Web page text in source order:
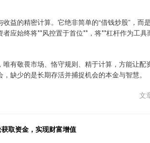
益的精密计算。它绝非简单的“借钱炒股”，而
应始终将**风控置于首位**，将**杠杆作为工
有敬畏市场、恪守规则、精于计算，方能让
缺少的是长期存活并捕捉机会的本金与智慧。
文
取资金，实现财富增值